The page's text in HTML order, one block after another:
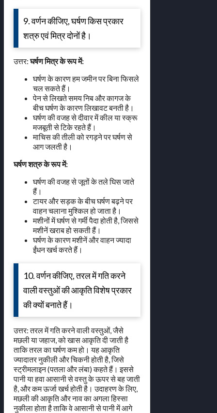
9. वर्णन कीजिए, घर्षण किस प्रकार
शत्रु एवं मित्र दोनों है।
उत्तर:घर्षण मित्र के रूप में:
घर्षण के कारण हम जमीन पर बिना फिसले
चल सकते हैं।
पेन से लिखते समय निब और कागज के
बीच घर्षण के कारण लिखावट बनती है।
घर्षण की वजह से दीवार में कील या स्क्रू
मजबूती से टिके रहते हैं।
माचिस की तीली को रगड़ने पर घर्षण से
आग जलती है।
घर्षण शत्रु के रूप में:
घर्षण की वजह से जूतों के तले घिस जाते
हैं।
टायर और सड़क के बीच घर्षण बढ़ने पर
वाहन चलाना मुश्किल हो जाता है।
मशीनों में घर्षण से गर्मी पैदा होती है, जिससे
मशीनें खराब हो सकती हैं।
घर्षण के कारण मशीनें और वाहन ज्यादा
ईंधन खर्च करते हैं।
10. वर्णन कीजिए, तरल में गति करने
वाली वस्तुओं की आकृति विशेष प्रकार
की क्यों बनाते हैं।
उत्तर: तरल में गति करने वाली वस्तुओं, जैसे
मछली या जहाज, को खास आकृति दी जाती है
ताकि तरल का घर्षण कम हो। यह आकृति
ज्यादातर नुकीली और चिकनी होती है, जिसे
स्ट्रीमलाइन (पतला और लंबा) कहते हैं। इससे
पानी या हवा आसानी से वस्तु के ऊपर से बह जाती
है, और कम ऊर्जा खर्च होती है। उदाहरण के लिए,
मछली की आकृति और नाव का अगला हिस्सा
नुकीला होता है ताकि वे आसानी से पानी में आगे